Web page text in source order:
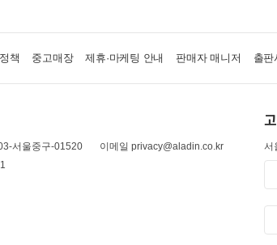
책 중고매장 제휴·마케팅 안내 판매자 매니저 출판
서울중구-01520
이메일 privacy@aladin.co.kr
서